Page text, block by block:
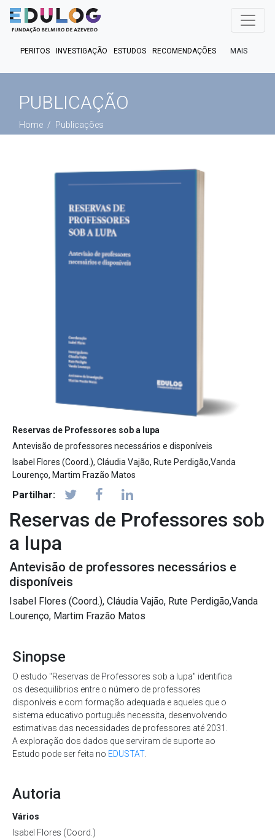
PERITOS INVESTIGAÇÃO ESTUDOS RECOMENDAÇÕES
PUBLICAÇÕES EM FOCO EM DEBATE FACT CHECK
PODCASTS
MAIS
PUBLICAÇÃO
Home Publicações
Reservas de Professores sob a lupa
Antevisão de professores necessários e disponíveis
Isabel Flores (Coord.), Cláudia Vajão, Rute Perdigão,Vanda
Lourenço, Martim Frazão Matos
Partilhar:
Reservas de Professores sob
a lupa
Antevisão de professores necessários e
disponíveis
Isabel Flores (Coord.), Cláudia Vajão, Rute Perdigão,Vanda
Lourenço, Martim Frazão Matos
Sinopse
O estudo "Reservas de Professores sob a lupa" identifica
os desequilíbrios entre o número de professores
disponíveis e com formação adequada e aqueles que o
sistema educativo português necessita, desenvolvendo
estimativas das necessidades de professores até 2031.
A exploração dos dados que serviram de suporte ao
Estudo pode ser feita no EDUSTAT.
Autoria
Vários
Isabel Flores (Coord.)